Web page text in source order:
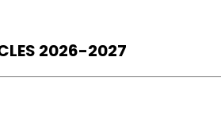
2026-2027